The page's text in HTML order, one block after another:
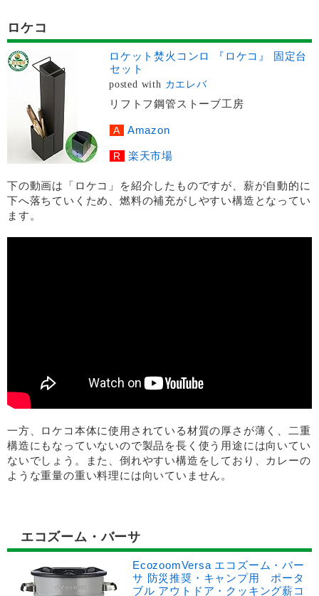
ロケコ
ロケット焚火コンロ 『ロケコ』 固定台
セット
posted with カエレバ
リフトフ鋼管ストーブ工房
Amazon
楽天市場
下の動画は「ロケコ」を紹介したものですが、薪が自動的に
下へ落ちていくため、燃料の補充がしやすい構造となってい
ます。
一方、ロケコ本体に使用されている材質の厚さが薄く、二重
構造にもなっていないので製品を長く使う用途には向いてい
ないでしょう。また、倒れやすい構造をしており、カレーの
ような重量の重い料理には向いていません。
エコズーム・バーサ
EcozoomVersa エコズーム・バー
サ 防災推奨・キャンプ用 ポータ
ブル アウトドア・クッキング薪コ